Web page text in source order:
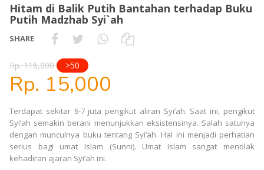
Hitam di Balik Putih Bantahan terhadap Buku
Putih Madzhab Syi`ah
SHARE
Rp. 116,000 >50
Rp. 15,000
Terdapat sekitar 6-7 juta pengikut aliran Syi’ah. Saat ini, pengikut
Syi’ah semakin berani menunjukkan eksistensinya. Salah satunya
dengan munculnya buku tentang Syi’ah. Hal ini menjadi perhatian
serius bagi umat Islam (Sunni). Umat Islam sangat menolak
kehadiran ajaran Syi’ah ini.